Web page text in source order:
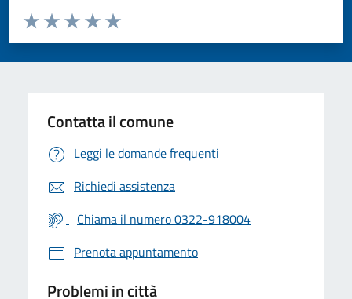
Valuta da 1 a 5 stelle la pagina
Valuta 5 stelle su 5
Valuta 4 stelle su 5
Valuta 3 stelle su 5
Valuta 2 stelle su 5
Valuta 1 stelle su 5
Contatta il comune
Leggi le domande frequenti
Richiedi assistenza
Chiama il numero 0322-918004
Prenota appuntamento
Problemi in città